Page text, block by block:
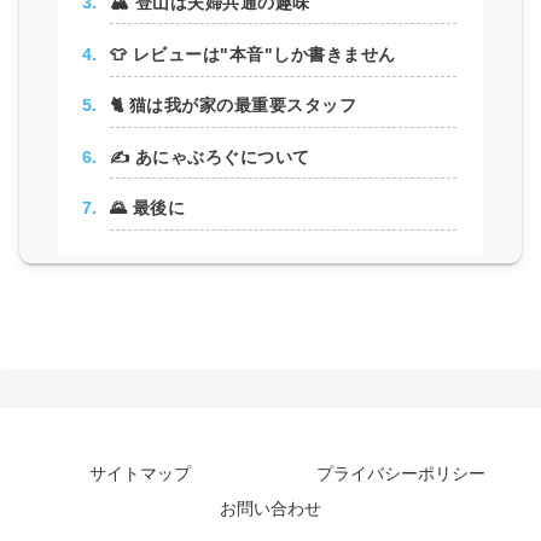
👕 レビューは"本音"しか書きません
🐈 猫は我が家の最重要スタッフ
✍️ あにゃぶろぐについて
🌄 最後に
サイトマップ
プライバシーポリシー
お問い合わせ